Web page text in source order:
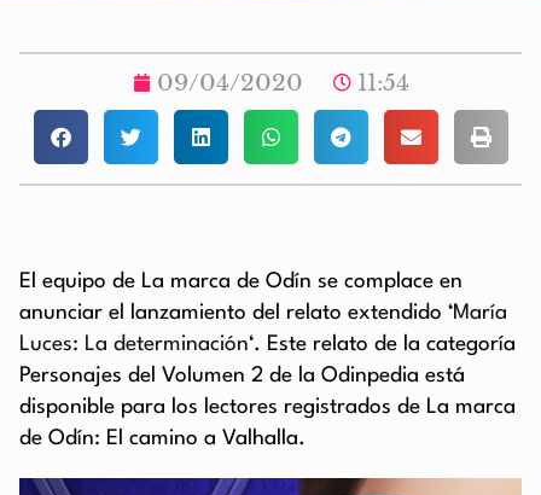
09/04/2020 11:54
El equipo de La marca de Odín se complace en
anunciar el lanzamiento del relato extendido ‘María
Luces: La determinación‘. Este relato de la categoría
Personajes del Volumen 2 de la Odinpedia está
disponible para los lectores registrados de La marca
de Odín: El camino a Valhalla.